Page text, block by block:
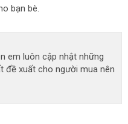
bạn bè.
em luôn cập nhật những
đề xuất cho người mua nên